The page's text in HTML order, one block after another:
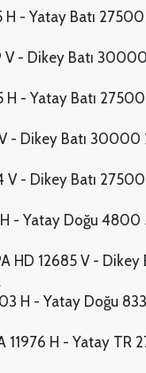
H - Yatay Batı
V - Dikey Batı
H - Yatay Batı
- Dikey Batı 30000
V - Dikey Batı
H - Yatay Doğu
HD 12685 V -
H - Yatay Doğu
11976 H - Yatay TR